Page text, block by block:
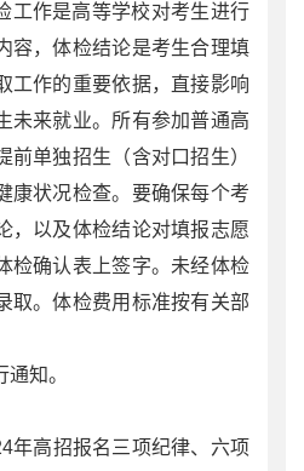
工作是高等学校对考生进行
容，体检结论是考生合理填
工作的重要依据，直接影响
未来就业。所有参加普通高
前单独招生（含对口招生）
康状况检查。要确保每个考
，以及体检结论对填报志愿
检确认表上签字。未经体检
取。体检费用标准按有关部
知。
年高招报名三项纪律、六项